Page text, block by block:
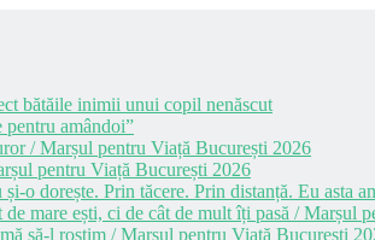
bătăile inimii unui copil nenăscut
amândoi”
/ Marșul pentru Viață București 2026
pentru Viață București 2026
o dorește. Prin tăcere. Prin distanță. Eu asta
mare ești, ci de cât de mult îți pasă / Marșul
să-l rostim / Marșul pentru Viață București